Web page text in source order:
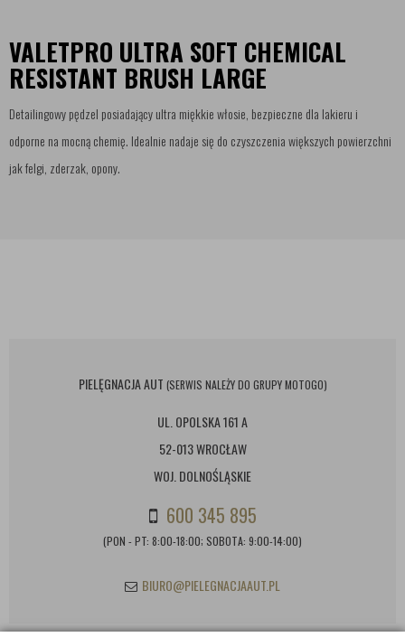
VALETPRO ULTRA SOFT CHEMICAL
RESISTANT BRUSH LARGE
Detailingowy pędzel posiadający ultra miękkie włosie, bezpieczne dla lakieru i
odporne na mocną chemię. Idealnie nadaje się do czyszczenia większych powierzchni
jak felgi, zderzak, opony.
PIELĘGNACJA AUT (SERWIS NALEŻY DO GRUPY MOTOGO)
UL. OPOLSKA 161 A
52-013 WROCŁAW
WOJ. DOLNOŚLĄSKIE
600 345 895
(PON - PT: 8:00-18:00; SOBOTA: 9:00-14:00)
BIURO@PIELEGNACJAAUT.PL